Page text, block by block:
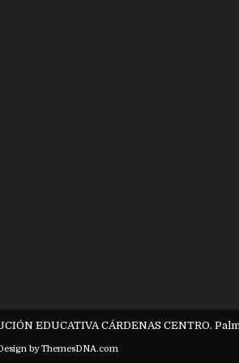
EDUCATIVA CÁRDENAS CENTRO.
by ThemesDNA.com